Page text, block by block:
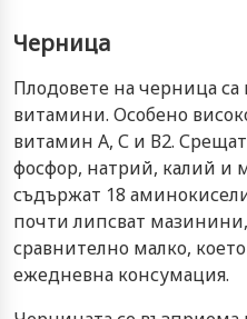
Черница
Плодовете на черница
витамини. Особено
витамин А, С и В2.
фосфор, натрий, калий и
съдържат 18
почти липсват мазинини,
сравнително малко,
ежедневна консумация.